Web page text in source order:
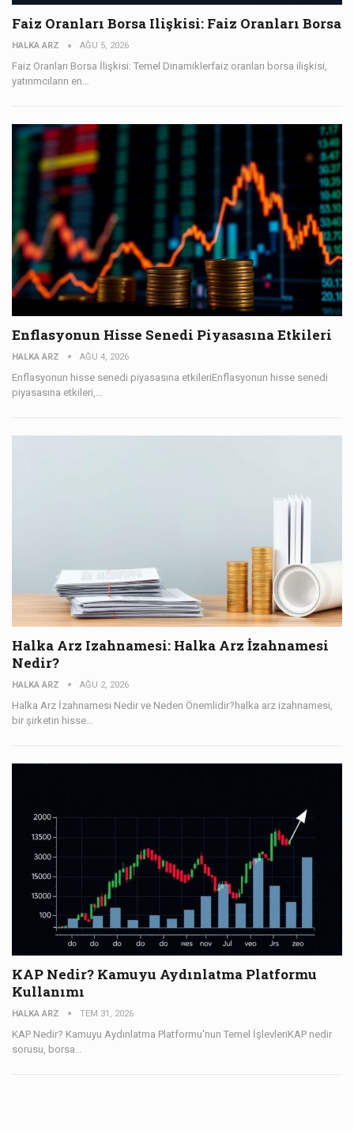
Faiz Oranları Borsa Ilişkisi: Faiz Oranları Borsa
HALKA ARZ AĞU 5, 2026
Faiz Oranları Borsa İlişkisi: Temel Dinamiklerfaiz oranları borsa ilişkisi,
yatırımcıların en…
Enflasyonun Hisse Senedi Piyasasına Etkileri
HALKA ARZ AĞU 4, 2026
Enflasyonun hisse senedi piyasasına etkileriEnflasyonun hisse senedi
piyasasına etkileri,…
Halka Arz Izahnamesi: Halka Arz İzahnamesi
Nedir?
HALKA ARZ AĞU 2, 2026
Halka Arz İzahnamesi Nedir ve Neden Önemlidir?halka arz izahnamesi,
bir şirketin hisse…
KAP Nedir? Kamuyu Aydınlatma Platformu
Kullanımı
HALKA ARZ TEM 31, 2026
KAP Nedir? Kamuyu Aydınlatma Platformu'nun Temel İşlevleriKAP nedir
sorusu, borsa…